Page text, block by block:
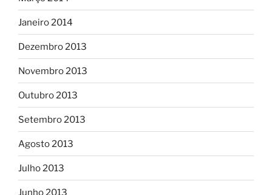
Janeiro 2014
Dezembro 2013
Novembro 2013
Outubro 2013
Setembro 2013
Agosto 2013
Julho 2013
Junho 2013